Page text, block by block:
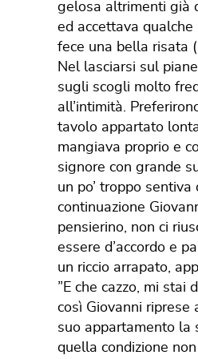
gelosa altrimenti già
ed accettava qualche
fece una bella risata
Nel lasciarsi sul pianerottolo i quattro si diedero appuntamento la sera al Lido Azzurro locale sugli scogli molto frequentato con tanta musica in sottofondo e poche luci che invitavano all’intimità. Preferirono usare una sola auto, quella di Alberto, una Giulietta, si sedettero in un tavolo appartato lontano dalla musica un po’ troppo rumorosa. Giovanni di ballo non me mangiava proprio e così Alberto fu costretto a sobbarcarsi il ruolo di danseur per ambedue le signore con grande suo piacere, privilegiando i lenti… Quando ballava con Tindara strofinandosi un po’ troppo sentiva qualcosa nei pantaloni che aumentava di volume, sbirciava in continuazione Giovanni per vedere le sue reazioni. “Ci scommetto che ci stai facendo un pensierino, non ci riuscirai,." Tindara mi sembra tutta d’un pezzo e poi Giovanni potrebbe non essere d’accordo e passare a vie di fatto!” (Parole di Lilla). Fatto sta che Alberto arrapato più di un riccio arrapato, appena giunto a casa ‘punì’ la gentile consorte tanto da far dire alla stessa: ”E che cazzo, mi stai distruggendo!” L’estate sta finendo come diceva una celebre canzone e così Giovanni riprese a volare lasciando il tetto familiare per lunghi periodi, Tindara talvolta nel suo appartamento la sera aveva la compagnia di Lilla e di Alberto ma quest’ultimo capì che in quella condizione non avrebbe raggiunto il suo scopo e si sentiva a disagio mentre le signore parlavano fra di loro, smise di frequentare l’abitazione dei vicini al contrario della consorte che tutte le sere vi si recava ritirandosi tardi. Una notte Alberto si svegliò sia per il profumo che emanava il corpo della consorte sia perché la stessa sembrava aver pianto, Lilla si era girata di spalle, non chiese spiegazioni non era il momento adatto. Un velo sembrava aver avvolto il volto di Lilla finché un pomeriggio: “Voglio metterti al corrente di quello che è avvenuto: quella sera io e Tindara eravamo affacciate al balcone quando lei mi ha abbracciato ed ha cominciato a baciarmi in bocca per poi trascinarmi sul divano dove ha seguitato con le tette e poi sul fiorellino. Io ero completamente istupidita anche perché sinceramente provavo un piacere intenso, mi ha spruzzato addosso un profumo giapponese mi pare fosse il Mi Tsu